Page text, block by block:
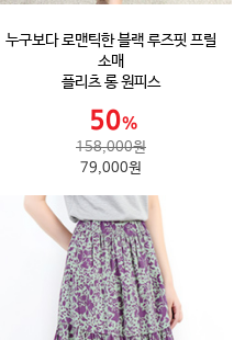
누구보다 로맨틱한 블랙 루즈핏 프릴
소매
플리츠 롱 원피스
158,000원
79,000원